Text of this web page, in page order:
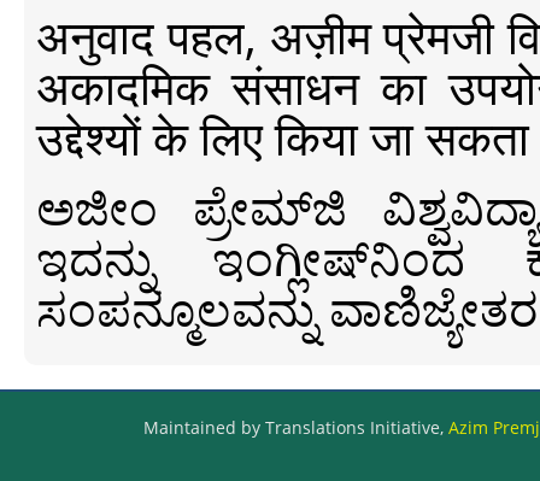
अनुवाद पहल, अज़ीम प्रेमजी
अकादमिक संसाधन का
उद्देश्यों के लिए किया जा
ಅಜೀಂ ಪ್ರೇಮ್‍ಜಿ
ಇದನ್ನು ಇಂಗ್ಲೀಷ್‍ನಿಂದ
ಸಂಪನ್ಮೂಲವನ್ನು
Maintained by Translations Initiative, Azim